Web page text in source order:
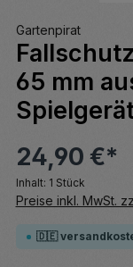
Gartenpirat
65 mm
24,90 €*
Inhalt: 1 Stück
Preise inkl. MwSt.
🇩🇪